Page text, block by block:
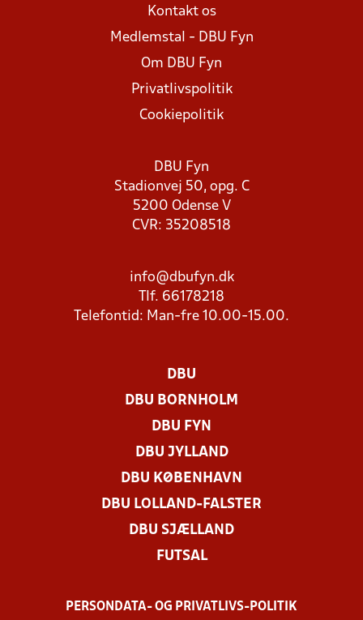
Kontakt os
Medlemstal - DBU Fyn
Om DBU Fyn
Privatlivspolitik
Cookiepolitik
DBU Fyn
Stadionvej 50, opg. C
5200 Odense V
CVR: 35208518
info@dbufyn.dk
Tlf. 66178218
Telefontid: Man-fre 10.00-15.00.
DBU
DBU BORNHOLM
DBU FYN
DBU JYLLAND
DBU KØBENHAVN
DBU LOLLAND-FALSTER
DBU SJÆLLAND
FUTSAL
PERSONDATA- OG PRIVATLIVS-POLITIK